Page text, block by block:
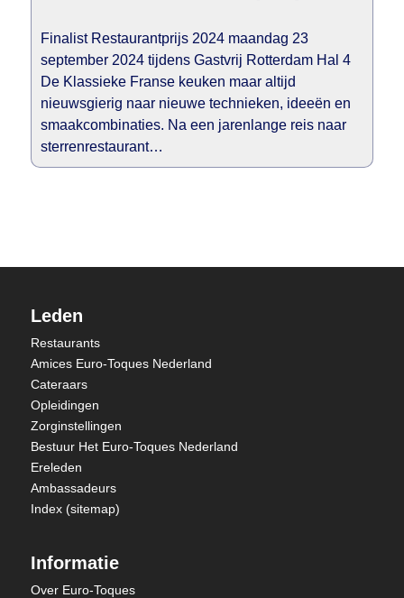
Finalist Restaurantprijs 2024 maandag 23
september 2024 tijdens Gastvrij Rotterdam Hal 4
De Klassieke Franse keuken maar altijd
nieuwsgierig naar nieuwe technieken, ideeën en
smaakcombinaties. Na een jarenlange reis naar
sterrenrestaurant…
Leden
Restaurants
Amices Euro-Toques Nederland
Cateraars
Opleidingen
Zorginstellingen
Bestuur Het Euro-Toques Nederland
Ereleden
Ambassadeurs
Index (sitemap)
Informatie
Over Euro-Toques